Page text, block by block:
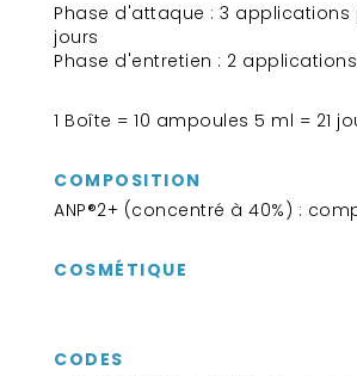
Phase d'attaque : 3 applications
jours
Phase d'entretien : 2
1 Boîte = 10 ampoules 5 ml = 21
COMPOSITION
ANP®2+ (concentré à 40%) :
COSMÉTIQUE
CODES